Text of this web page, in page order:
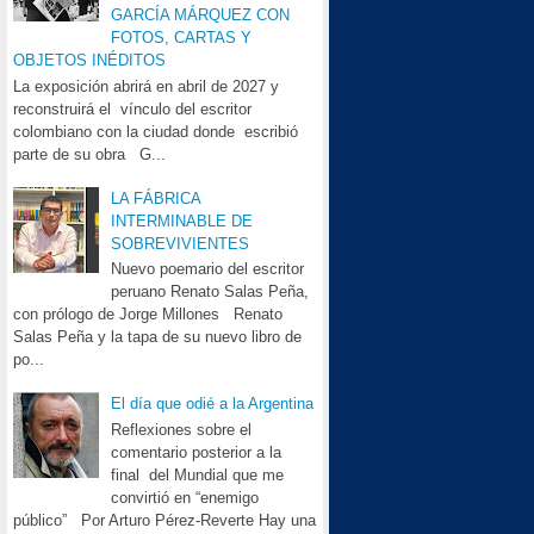
GARCÍA MÁRQUEZ CON
FOTOS, CARTAS Y
OBJETOS INÉDITOS
La exposición abrirá en abril de 2027 y
reconstruirá el vínculo del escritor
colombiano con la ciudad donde escribió
parte de su obra G...
LA FÁBRICA
INTERMINABLE DE
SOBREVIVIENTES
Nuevo poemario del escritor
peruano Renato Salas Peña,
con prólogo de Jorge Millones Renato
Salas Peña y la tapa de su nuevo libro de
po...
El día que odié a la Argentina
Reflexiones sobre el
comentario posterior a la
final del Mundial que me
convirtió en “enemigo
público” Por Arturo Pérez-Reverte Hay una